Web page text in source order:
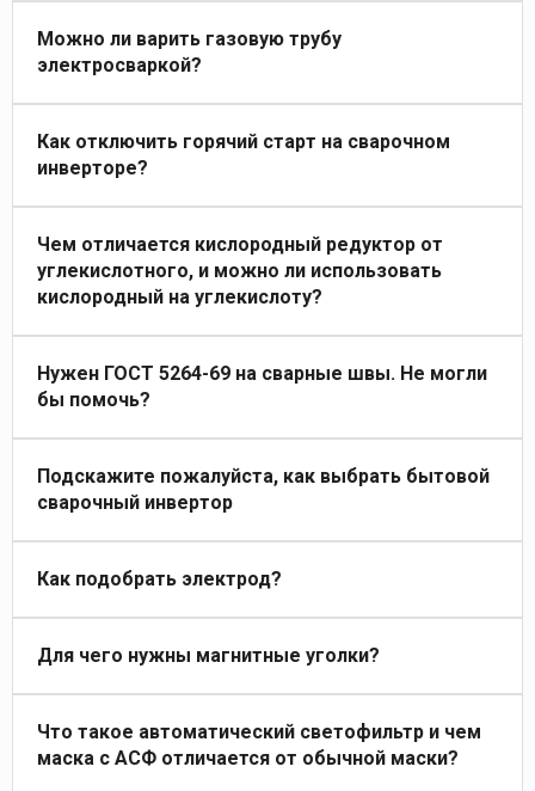
Можно ли варить газовую трубу
электросваркой?
Как отключить горячий старт на сварочном
инверторе?
Чем отличается кислородный редуктор от
углекислотного, и можно ли использовать
кислородный на углекислоту?
Нужен ГОСТ 5264-69 на сварные швы. Не могли
бы помочь?
Подскажите пожалуйста, как выбрать бытовой
сварочный инвертор
Как подобрать электрод?
Для чего нужны магнитные уголки?
Что такое автоматический светофильтр и чем
маска с АСФ отличается от обычной маски?